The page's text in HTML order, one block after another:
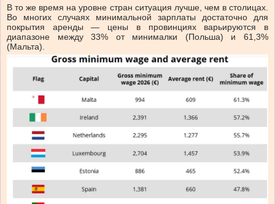
В то же время на уровне стран ситуация лучше, чем в столицах.
Во многих случаях минимальной зарплаты достаточно для
покрытия аренды — цены в провинциях варьируются в
диапазоне между 33% от минималки (Польша) и 61,3%
(Мальта).